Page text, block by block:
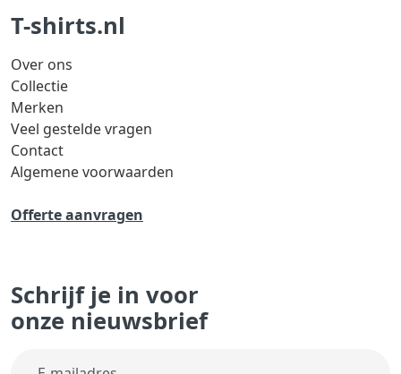
T-shirts.nl
Over ons
Collectie
Merken
Veel gestelde vragen
Contact
Algemene voorwaarden
Offerte aanvragen
Schrijf je in voor
onze nieuwsbrief